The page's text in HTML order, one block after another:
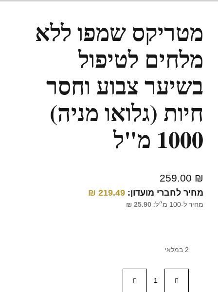
מטריקס שמפו ללא
מלחים לטיפול
בשיער צבוע וחסר
חיות (גלואו מניה)
1000 מ"ל
259.00 ₪
מחיר לחברי מועדון: 219.49
₪
מחיר ל-100 מ״ל: 25.90
₪
2 במלאי